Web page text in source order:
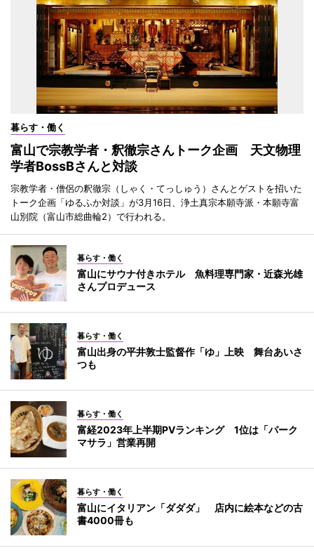
暮らす・働く
富山で宗教学者・釈徹宗さんトーク企画 天文物理
学者BossBさんと対談
宗教学者・僧侶の釈徹宗（しゃく・てっしゅう）さんとゲストを招いた
トーク企画「ゆるふか対談」が3月16日、浄土真宗本願寺派・本願寺富
山別院（富山市総曲輪2）で行われる。
暮らす・働く
富山にサウナ付きホテル 魚料理専門家・近森光雄
さんプロデュース
暮らす・働く
富山出身の平井敦士監督作「ゆ」上映 舞台あいさ
つも
暮らす・働く
富経2023年上半期PVランキング 1位は「パーク
マサラ」営業再開
暮らす・働く
富山にイタリアン「ダダダ」 店内に絵本などの古
書4000冊も